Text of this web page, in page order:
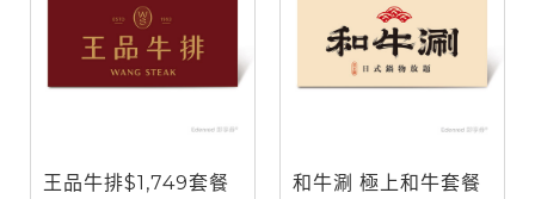
王品牛排$1,749套餐
和牛涮 極上和牛套餐